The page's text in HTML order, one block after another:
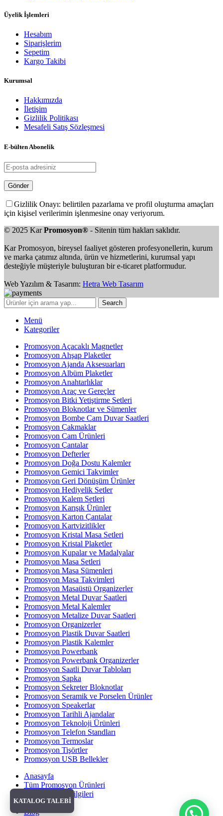
Üyelik İşlemleri
Hesabım
Siparişlerim
Sepetim
Kargo Takibi
Kurumsal
Hakkımızda
İletişim
Gizlilik Politikası
Mesafeli Satış Sözleşmesi
E-bülten Abonelik
Gizlilik Onayı: belirtilen pazarlama ve profil oluşturma amaçları
için kişisel verilerimin işlenmesine onay veriyorum.
© 2025 KarPromosyon® - Sitenin tüm hakları saklıdır.
Kar Promosyon, bireysel faaliyet gösteren profesyonellerin, kurum
ve marka çatımız altında, ürün ve hizmetlerini, kurumsal yapı
desteğiyle müşteriyle buluşturan bir e-ticaret platformudur.
Web Yazılım & Tasarım: Hetra Web Tasarım
Search
Menü
Kategoriler
Promosyon Açacaklı Magnetler
Promosyon Ahşap Plaketler
Promosyon Ajanda Aksesuarları
Promosyon Albüm Plaketler
Promosyon Anahtarlıklar
Promosyon Araç ve Gereçler
Promosyon Bitki Yetiştirme Setleri
Promosyon Bloknotlar ve Sümenler
Promosyon Bombe Cam Duvar Saatleri
Promosyon Çakmaklar
Promosyon Cam Ürünleri
Promosyon Çantalar
Promosyon Defterler
Promosyon Doğa Dostu Kalemler
Promosyon Gemici Takvimler
Promosyon Geri Dönüşüm Ürünler
Promosyon Hediyelik Setler
Promosyon Kalem Setleri
Promosyon Karışık Ürünler
Promosyon Karton Çantalar
Promosyon Kartvizitlikler
Promosyon Kristal Masa Setleri
Promosyon Kristal Plaketler
Promosyon Kupalar ve Madalyalar
Promosyon Masa Setleri
Promosyon Masa Sümenleri
Promosyon Masa Takvimleri
Promosyon Masaüstü Organizerler
Promosyon Metal Duvar Saatleri
Promosyon Metal Kalemler
Promosyon Metalize Duvar Saatleri
Promosyon Organizerler
Promosyon Plastik Duvar Saatleri
Promosyon Plastik Kalemler
Promosyon Powerbank
Promosyon Powerbank Organizerler
Promosyon Saatli Duvar Tabloları
Promosyon Şapka
Promosyon Sekreter Bloknotlar
Promosyon Seramik ve Porselen Ürünler
Promosyon Speakerlar
Promosyon Tarihli Ajandalar
Promosyon Teknoloji Ürünleri
Promosyon Telefon Standları
Promosyon Termoslar
Promosyon Tişörtler
Promosyon USB Bellekler
Anasayfa
Tüm Promosyon Ürünleri
Banka Hesap Bilgileri
Hakkımızda
Blog
KATALOG TALEBİ